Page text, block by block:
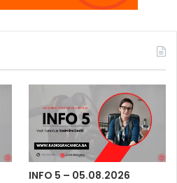
INFO 5 – 05.08.2026